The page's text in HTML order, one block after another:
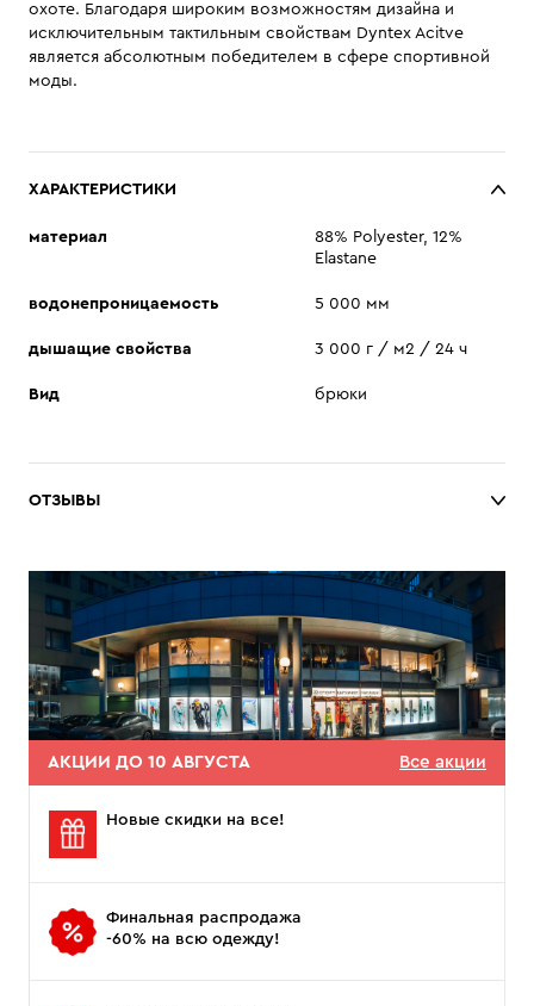
охоте. Благодаря широким возможностям дизайна и
исключительным тактильным свойствам Dyntex Acitve
является абсолютным победителем в сфере спортивной
моды.
ХАРАКТЕРИСТИКИ
материал
88% Polyester, 12%
Elastane
водонепроницаемость 5 000 мм
дышащие свойства 3 000 г / м2 / 24 ч
Вид брюки
ОТЗЫВЫ
АКЦИИ ДО 10 АВГУСТА Все акции
Новые скидки на все!
Финальная распродажа
-60% на всю одежду!